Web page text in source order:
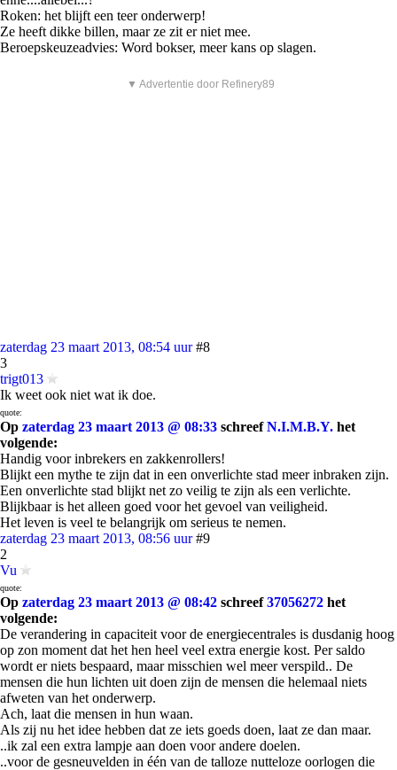
Roken: het blijft een teer onderwerp!
Ze heeft dikke billen, maar ze zit er niet mee.
Beroepskeuzeadvies: Word bokser, meer kans op slagen.
▼ Advertentie door Refinery89
zaterdag 23 maart 2013, 08:54 uur #8
3
trigt013
Ik weet ook niet wat ik doe.
quote:
Op zaterdag 23 maart 2013 @ 08:33 schreefN.I.M.B.Y. het
volgende:
Handig voor inbrekers en zakkenrollers!
Blijkt een mythe te zijn dat in een onverlichte stad meer inbraken zijn.
Een onverlichte stad blijkt net zo veilig te zijn als een verlichte.
Blijkbaar is het alleen goed voor het gevoel van veiligheid.
Het leven is veel te belangrijk om serieus te nemen.
zaterdag 23 maart 2013, 08:56 uur #9
2
Vu
quote:
Op zaterdag 23 maart 2013 @ 08:42 schreef37056272 het
volgende:
De verandering in capaciteit voor de energiecentrales is dusdanig hoog
op zon moment dat het hen heel veel extra energie kost. Per saldo
wordt er niets bespaard, maar misschien wel meer verspild.. De
mensen die hun lichten uit doen zijn de mensen die helemaal niets
afweten van het onderwerp.
Ach, laat die mensen in hun waan.
Als zij nu het idee hebben dat ze iets goeds doen, laat ze dan maar.
..ik zal een extra lampje aan doen voor andere doelen.
..voor de gesneuvelden in één van de talloze nutteloze oorlogen die